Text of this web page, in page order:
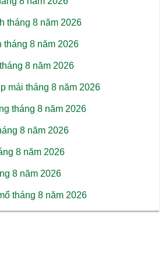
tháng 8 năm 2026
tháng 8 năm 2026
8 năm 2026
mái tháng 8 năm 2026
tháng 8 năm 2026
8 năm 2026
8 năm 2026
8 năm 2026
tháng 8 năm 2026